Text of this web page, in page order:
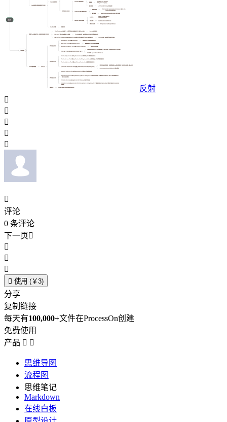
反射






评论
0 条评论
下一页



 使用 (￥3)
分享
复制链接
每天有100,000+文件在ProcessOn创建
免费使用
产品  
思维导图
流程图
思维笔记
Markdown
在线白板